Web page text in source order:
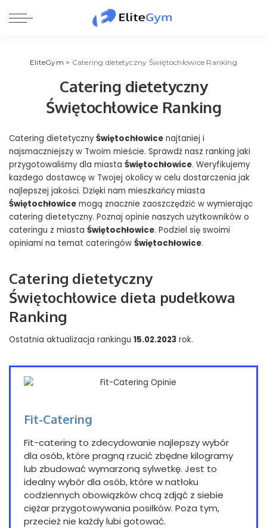
EliteGym > Catering dietetyczny Świętochłowice Ranking
Catering dietetyczny
Świętochłowice Ranking
Catering dietetyczny Świętochłowice najtaniej i
najsmaczniejszy w Twoim mieście. Sprawdź nasz ranking jaki
przygotowaliśmy dla miasta Świętochłowice. Weryfikujemy
każdego dostawcę w Twojej okolicy w celu dostarczenia jak
najlepszej jakości. Dzięki nam mieszkańcy miasta
Świętochłowice mogą znacznie zaoszczędzić w wymierając
catering dietetyczny. Poznaj opinie naszych użytkowników o
cateringu z miasta Świętochłowice. Podziel się swoimi
opiniami na temat cateringów Świętochłowice.
Catering dietetyczny
Świętochłowice dieta pudełkowa
Ranking
Ostatnia aktualizacja rankingu 15.02.2023 rok.
Fit-Catering
Fit-catering to zdecydowanie najlepszy wybór
dla osób, które pragną rzucić zbędne kilogramy
lub zbudować wymarzoną sylwetkę. Jest to
idealny wybór dla osób, które w natłoku
codziennych obowiązków chcą zdjąć z siebie
ciężar przygotowywania posiłków. Poza tym,
przecież nie każdy lubi gotować.